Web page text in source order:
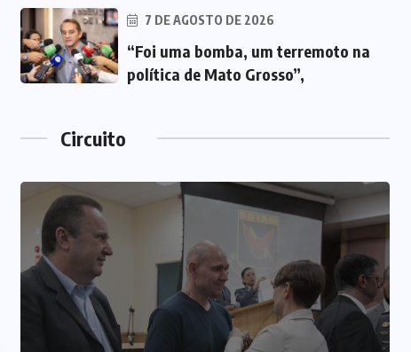
7 DE AGOSTO DE 2026
“Foi uma bomba, um terremoto na
política de Mato Grosso”,
Circuito